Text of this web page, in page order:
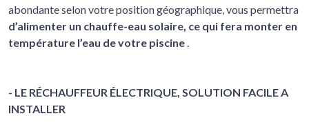
abondante selon votre position géographique, vous permettra
d’alimenter un chauffe-eau solaire, ce qui fera monter en
température l’eau de votre piscine.
- LE RÉCHAUFFEUR ÉLECTRIQUE, SOLUTION FACILE A
INSTALLER